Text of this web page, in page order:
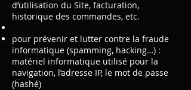
d’utilisation du Site, facturation,
historique des commandes, etc.
pour prévenir et lutter contre la fraude
informatique (spamming, hacking…) :
matériel informatique utilisé pour la
navigation, l’adresse IP, le mot de passe
(hashé)